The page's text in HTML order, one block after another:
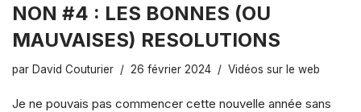
NON #4 : LES BONNES (OU
MAUVAISES) RESOLUTIONS
par David Couturier 26 février 2024 Vidéos sur le web
Je ne pouvais pas commencer cette nouvelle année sans